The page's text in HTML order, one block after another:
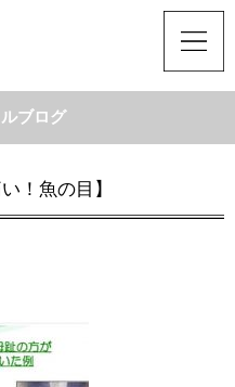
ブログ
！魚の目】